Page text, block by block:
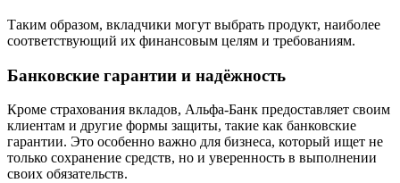
Таким образом, вкладчики могут выбрать продукт, наиболее
соответствующий их финансовым целям и требованиям.
Банковские гарантии и надёжность
Кроме страхования вкладов, Альфа-Банк предоставляет своим
клиентам и другие формы защиты, такие как банковские
гарантии. Это особенно важно для бизнеса, который ищет не
только сохранение средств, но и уверенность в выполнении
своих обязательств.